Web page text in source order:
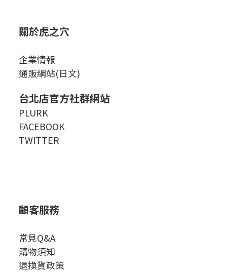
關於虎之穴
企業情報
通販網站(日文)
台北店官方社群網站
PLURK
FACEBOOK
TWITTER
顧客服務
常見Q&A
購物須知
退換貨政策